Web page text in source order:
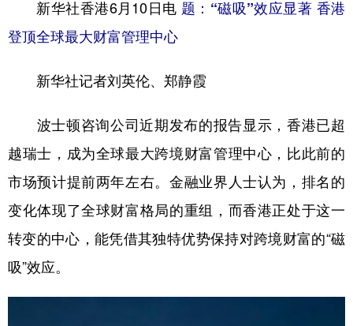
科技 科创 量子 体育
文化 书画
访谈 视频
食品 人居 信息化 数字经济
学术中国 乡村振兴 银龄 溯源中国
城市 旅游 能源 会展
彩票 娱乐 时尚 悦读
新华社香港6月10日电 题：“磁吸”效应显著 香港
登顶全球最大财富管理中心
新华社记者刘英伦、郑静霞
波士顿咨询公司近期发布的报告显示，香港已超
越瑞士，成为全球最大跨境财富管理中心，比此前的
市场预计提前两年左右。金融业界人士认为，排名的
变化体现了全球财富格局的重组，而香港正处于这一
转变的中心，能凭借其独特优势保持对跨境财富的“磁
吸”效应。